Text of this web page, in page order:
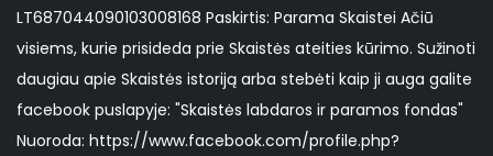
LT687044090103008168 Paskirtis: Parama Skaistei Ačiū
visiems, kurie prisideda prie Skaistės ateities kūrimo. Sužinoti
daugiau apie Skaistės istoriją arba stebėti kaip ji auga galite
facebook puslapyje: "Skaistės labdaros ir paramos fondas"
Nuoroda: https://www.facebook.com/profile.php?